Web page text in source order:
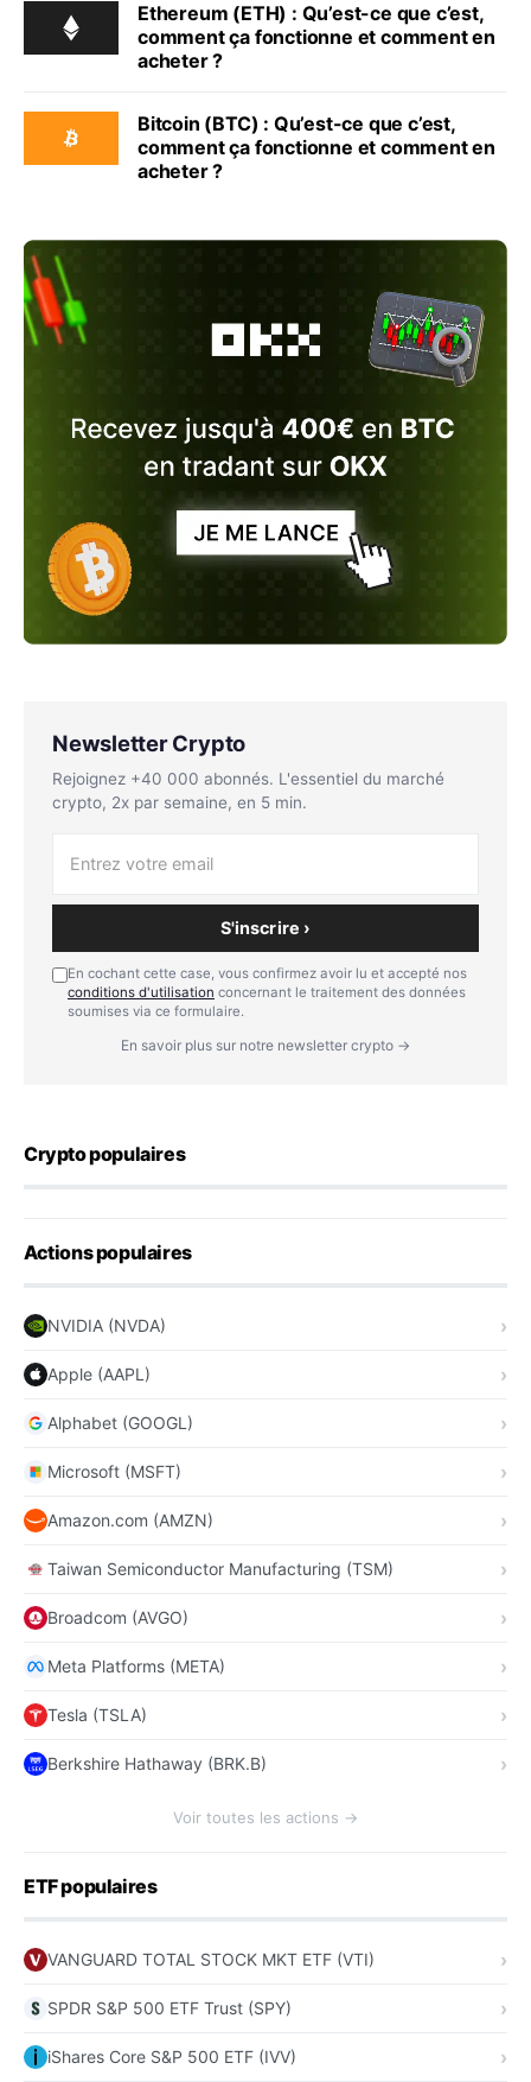
Ethereum (ETH) : Qu’est-ce que c’est,
comment ça fonctionne et comment en
acheter ?
Bitcoin (BTC) : Qu’est-ce que c’est,
comment ça fonctionne et comment en
acheter ?
Newsletter Crypto
Rejoignez +40 000 abonnés. L'essentiel du marché
crypto, 2x par semaine, en 5 min.
S'inscrire ›
En cochant cette case, vous confirmez avoir lu et accepté nos
conditions d'utilisation concernant le traitement des données
soumises via ce formulaire.
En savoir plus sur notre newsletter crypto →
Crypto populaires
Actions populaires
NVIDIA (NVDA)
Apple (AAPL)
Alphabet (GOOGL)
Microsoft (MSFT)
Amazon.com (AMZN)
Taiwan Semiconductor Manufacturing (TSM)
Broadcom (AVGO)
Meta Platforms (META)
Tesla (TSLA)
Berkshire Hathaway (BRK.B)
Voir toutes les actions →
ETF populaires
VANGUARD TOTAL STOCK MKT ETF (VTI)
SPDR S&P 500 ETF Trust (SPY)
iShares Core S&P 500 ETF (IVV)